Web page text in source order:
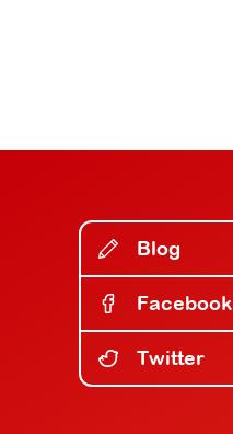
Blog
Facebook
Twitter